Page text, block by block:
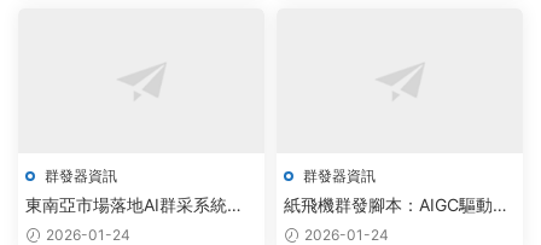
群發器資訊
東南亞市場落地AI群采系統，
無限制版驅動千億級營銷新生
2026-01-24
群發器資訊
紙飛機群發腳本：AIGC驅動雲
端批量加群，實現社群規模指
2026-01-24